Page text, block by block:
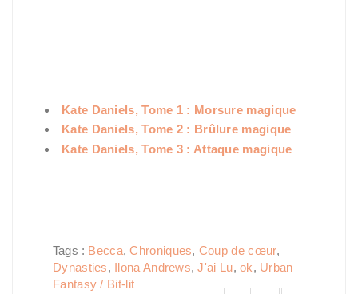
Kate Daniels, Tome 1 : Morsure magique
Kate Daniels, Tome 2 : Brûlure magique
Kate Daniels, Tome 3 : Attaque magique
Tags : Becca,Chroniques, Coup de cœur,
Dynasties, Ilona Andrews,J'ai Lu, ok, Urban
Fantasy / Bit-lit